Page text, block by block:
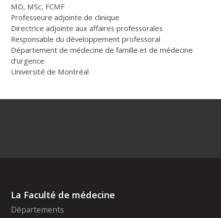
MD, MSc, FCMF
Professeure adjointe de clinique
Directrice adjointe aux affaires professorales
Responsable du développement professoral
Département de médecine de famille et de médecine
d’urgence
Université de Montréal
La Faculté de médecine
Départements